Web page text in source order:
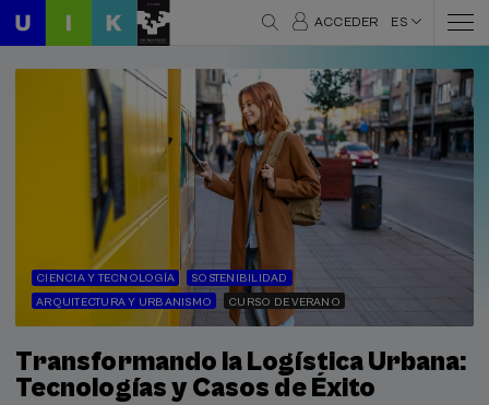
ACCEDER ES
CIENCIA Y TECNOLOGÍA
SOSTENIBILIDAD
ARQUITECTURA Y URBANISMO
CURSO DE VERANO
Transformando la Logística Urbana:
Tecnologías y Casos de Éxito